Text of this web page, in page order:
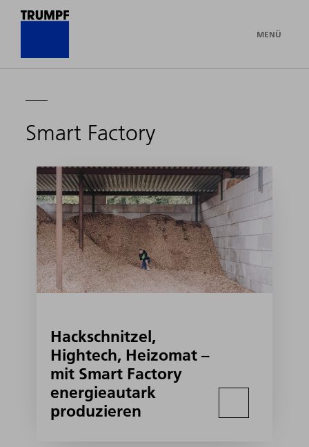
MENÜ
Smart Factory
Hackschnitzel,
Hightech, Heizomat –
mit Smart Factory
energieautark
produzieren